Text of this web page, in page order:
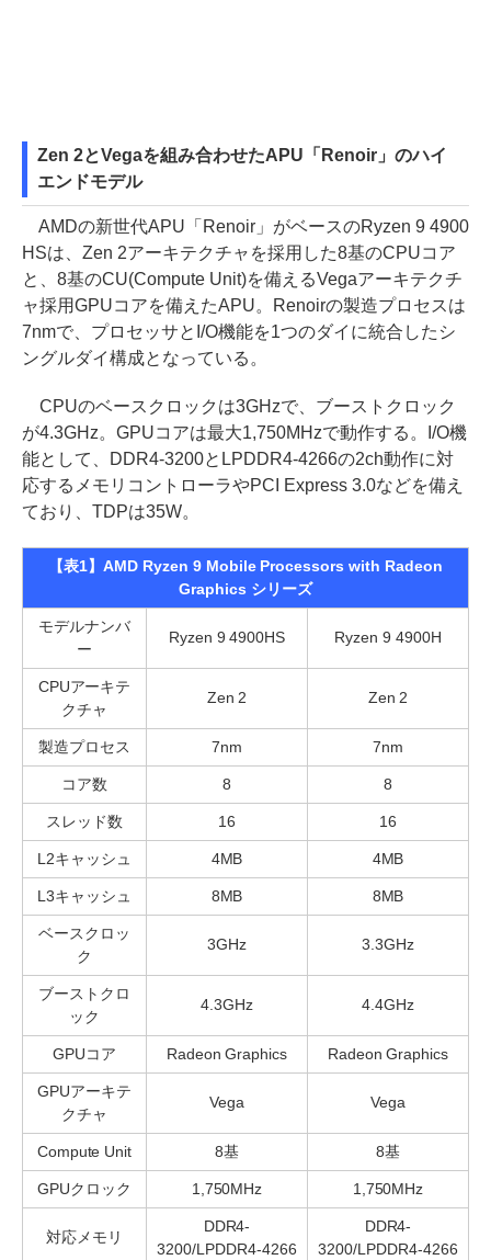
Zen 2とVegaを組み合わせたAPU「Renoir」のハイ
エンドモデル
AMDの新世代APU「Renoir」がベースのRyzen 9 4900
HSは、Zen 2アーキテクチャを採用した8基のCPUコア
と、8基のCU(Compute Unit)を備えるVegaアーキテクチ
ャ採用GPUコアを備えたAPU。Renoirの製造プロセスは
7nmで、プロセッサとI/O機能を1つのダイに統合したシ
ングルダイ構成となっている。
CPUのベースクロックは3GHzで、ブーストクロック
が4.3GHz。GPUコアは最大1,750MHzで動作する。I/O機
能として、DDR4-3200とLPDDR4-4266の2ch動作に対
応するメモリコントローラやPCI Express 3.0などを備え
ており、TDPは35W。
【表1】AMD Ryzen 9 Mobile Processors with Radeon
Graphics シリーズ
モデルナンバ
ー
Ryzen 9 4900HS Ryzen 9 4900H
CPUアーキテ
クチャ
Zen 2 Zen 2
製造プロセス 7nm 7nm
コア数 8 8
スレッド数 16 16
L2キャッシュ 4MB 4MB
L3キャッシュ 8MB 8MB
ベースクロッ
ク
3GHz 3.3GHz
ブーストクロ
ック
4.3GHz 4.4GHz
GPUコア Radeon Graphics Radeon Graphics
GPUアーキテ
クチャ
Vega Vega
Compute Unit 8基 8基
GPUクロック 1,750MHz 1,750MHz
対応メモリ
DDR4-
3200/LPDDR4-4266
DDR4-
3200/LPDDR4-4266